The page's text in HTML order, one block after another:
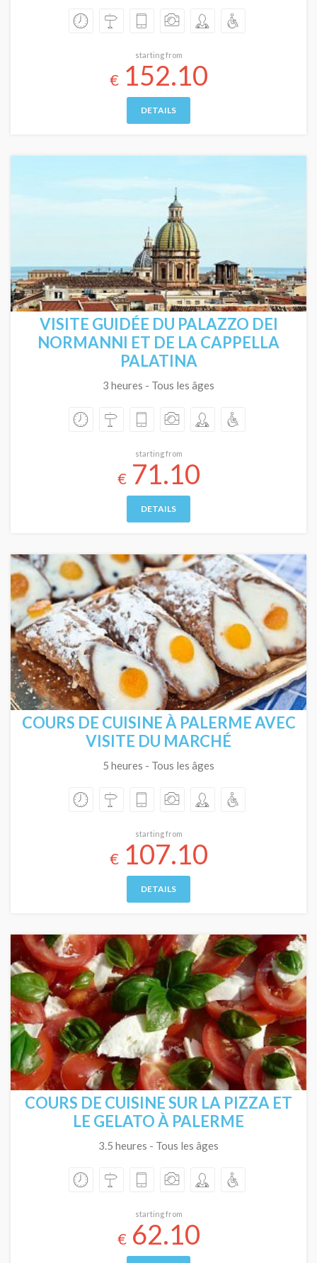
starting from
€152.10
DETAILS
VISITE GUIDÉE DU PALAZZO DEI
NORMANNI ET DE LA CAPPELLA
PALATINA
3 heures - Tous les âges
starting from
€71.10
DETAILS
COURS DE CUISINE À PALERME AVEC
VISITE DU MARCHÉ
5 heures - Tous les âges
starting from
€107.10
DETAILS
COURS DE CUISINE SUR LA PIZZA ET
LE GELATO À PALERME
3.5 heures - Tous les âges
starting from
€62.10